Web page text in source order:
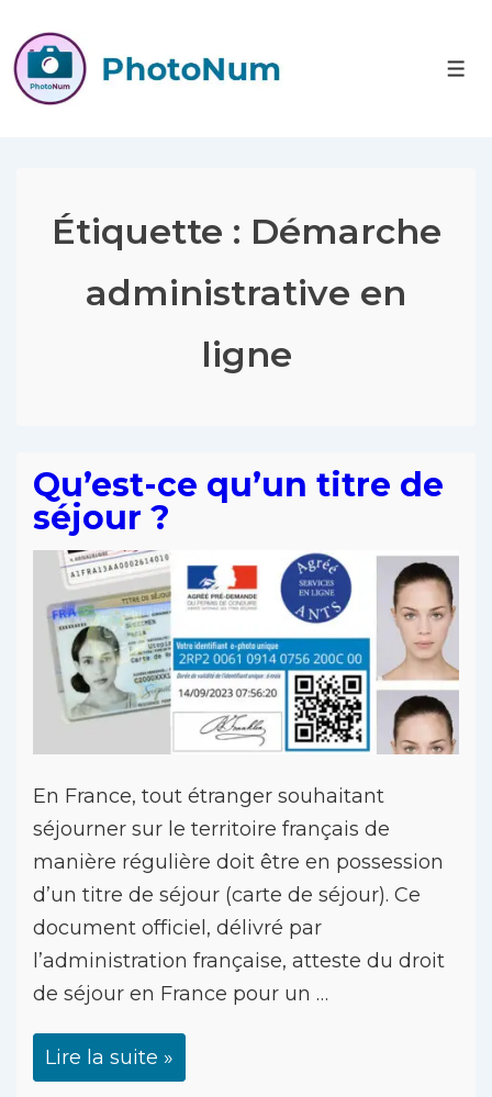
Étiquette : Démarche
administrative en
ligne
Qu’est-ce qu’un titre de
séjour ?
En France, tout étranger souhaitant
séjourner sur le territoire français de
manière régulière doit être en possession
d’un titre de séjour (carte de séjour). Ce
document officiel, délivré par
l’administration française, atteste du droit
de séjour en France pour un …
Lire la suite »